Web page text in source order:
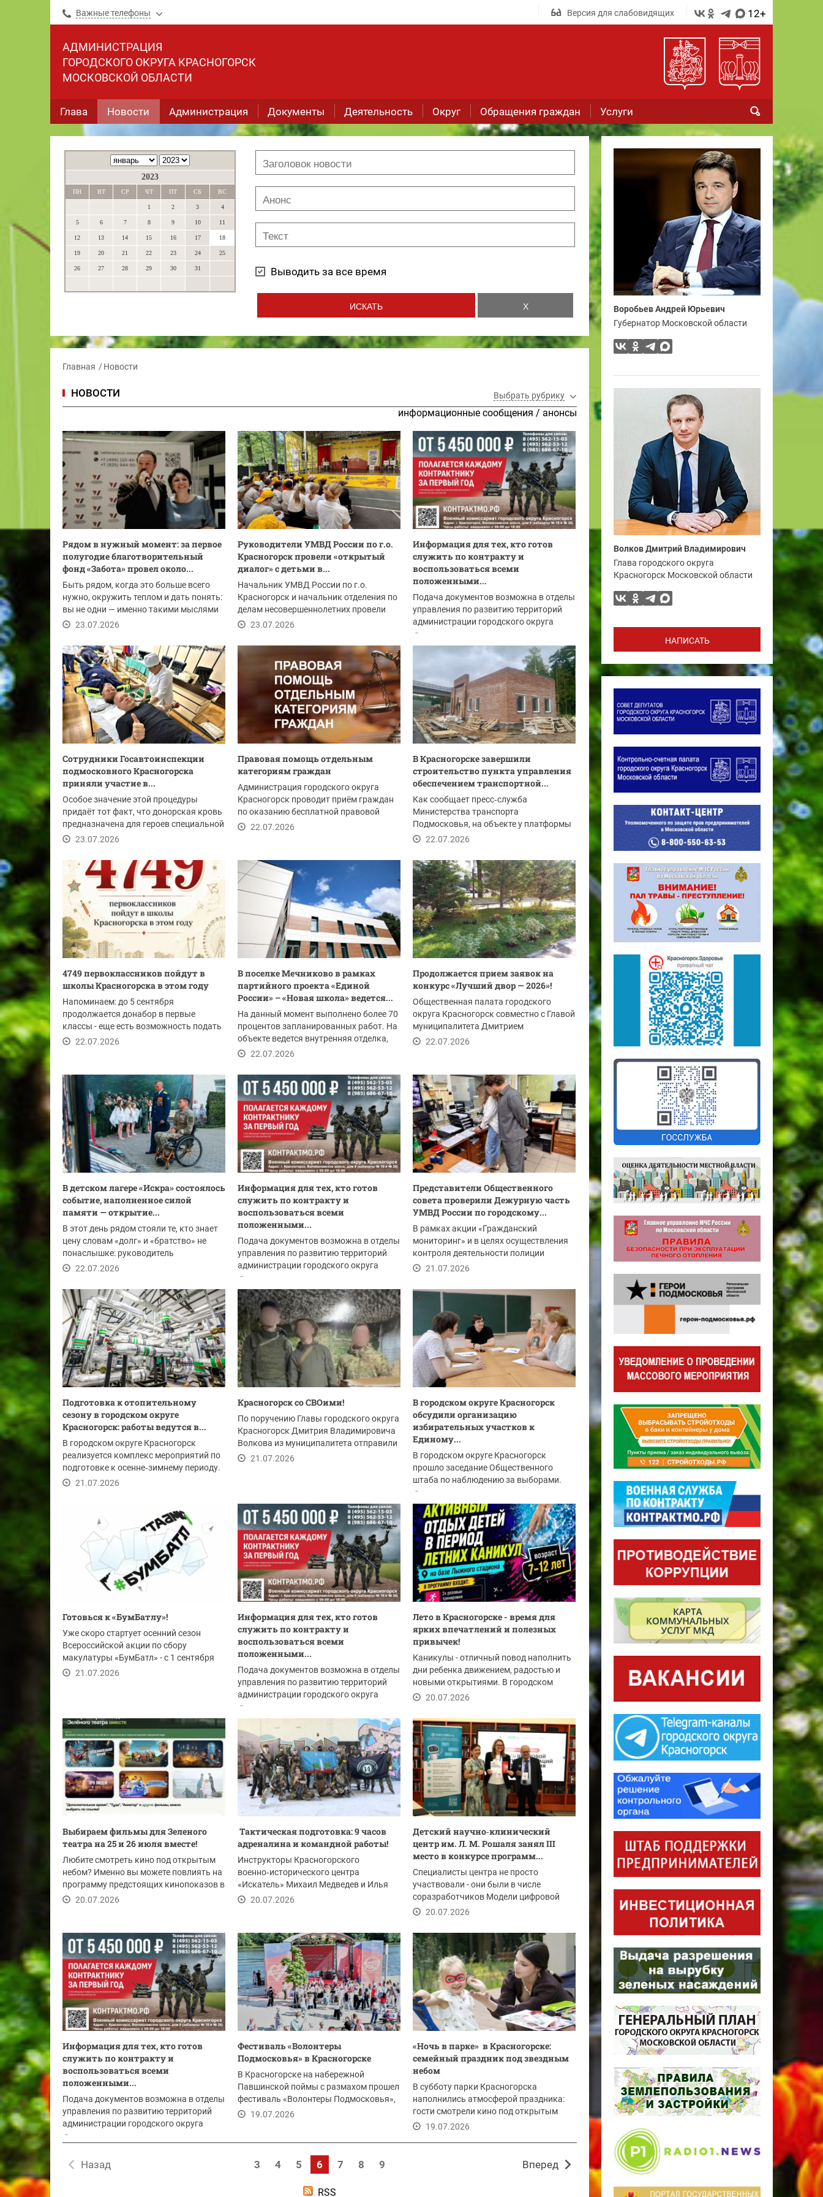
Важные телефоны Версия для слабовидящих 12+
АДМИНИСТРАЦИЯ
ГОРОДСКОГО ОКРУГА КРАСНОГОРСК
МОСКОВСКОЙ ОБЛАСТИ
Глава Новости Администрация Документы Деятельность Округ Обращения граждан Услуги
2023
ПН ВТ СР ЧТ ПТ СБ ВС
1 2 3 4
5 6 7 8 9 10 11
12 13 14 15 16 17 18
19 20 21 22 23 24 25
26 27 28 29 30 31 Выводить за все время
Главная Новости
НОВОСТИ Выбрать рубрику
информационные сообщения / анонсы
Рядом в нужный момент: за первое
полугодие благотворительный
фонд «Забота» провел около...
Быть рядом, когда это больше всего
нужно, окружить теплом и дать понять:
вы не одни — именно такими мыслями
живёт...
23.07.2026
Руководители УМВД России по г.о.
Красногорск провели «открытый
диалог» с детьми в...
Начальник УМВД России по г.о.
Красногорск и начальник отделения по
делам несовершеннолетних провели
мероприятие в...
23.07.2026
Информация для тех, кто готов
служить по контракту и
воспользоваться всеми
положенными...
Подача документов возможна в отделы
управления по развитию территорий
администрации городского округа
Красногорск:
Сотрудники Госавтоинспекции
подмосковного Красногорска
приняли участие в...
Особое значение этой процедуры
придаёт тот факт, что донорская кровь
предназначена для героев специальной
военной...
23.07.2026
Правовая помощь отдельным
категориям граждан
Администрация городского округа
Красногорск проводит приём граждан
по оказанию бесплатной правовой
помощи 31 июля...
22.07.2026
В Красногорске завершили
строительство пункта управления
обеспечением транспортной...
Как сообщает пресс‑служба
Министерства транспорта
Подмосковья, на объекте у платформы
МЦД‑2 Аникеевка проводятся...
22.07.2026
4749 первоклассников пойдут в
школы Красногорска в этом году
Напоминаем: до 5 сентября
продолжается донабор в первые
классы - еще есть возможность подать
документы, если вы не...
22.07.2026
В поселке Мечниково в рамках
партийного проекта «Единой
России» – «Новая школа» ведется...
На данный момент выполнено более 70
процентов запланированных работ. На
объекте ведется внутренняя отделка,
монтаж...
22.07.2026
Продолжается прием заявок на
конкурс «Лучший двор — 2026»!
Общественная палата городского
округа Красногорск совместно с Главой
муниципалитета Дмитрием
Владимировичем Волковым...
22.07.2026
В детском лагере «Искра» состоялось
событие, наполненное силой
памяти — открытие...
В этот день рядом стояли те, кто знает
цену словам «долг» и «братство» не
понаслышке: руководитель
Красногорского...
22.07.2026
Информация для тех, кто готов
служить по контракту и
воспользоваться всеми
положенными...
Подача документов возможна в отделы
управления по развитию территорий
администрации городского округа
Красногорск:
Представители Общественного
совета проверили Дежурную часть
УМВД России по городскому...
В рамках акции «Гражданский
мониторинг» и в целях осуществления
контроля деятельности полиции
представители...
21.07.2026
Подготовка к отопительному
сезону в городском округе
Красногорск: работы ведутся в...
В городском округе Красногорск
реализуется комплекс мероприятий по
подготовке к осенне‑зимнему периоду.
Приоритетное...
21.07.2026
Красногорск со СВОими!
По поручению Главы городского округа
Красногорск Дмитрия Владимировича
Волкова из муниципалитета отправили
очередной...
21.07.2026
В городском округе Красногорск
обсудили организацию
избирательных участков к
Единому...
В городском округе Красногорск
прошло заседание Общественного
штаба по наблюдению за выборами.
Одной из тем встречи...
Готовься к «БумБатлу»!
Уже скоро стартует осенний сезон
Всероссийской акции по сбору
макулатуры «БумБатл» - с 1 сентября
по 30 ноября. Акция...
21.07.2026
Информация для тех, кто готов
служить по контракту и
воспользоваться всеми
положенными...
Подача документов возможна в отделы
управления по развитию территорий
администрации городского округа
Красногорск:
Лето в Красногорске - время для
ярких впечатлений и полезных
привычек!
Каникулы - отличный повод наполнить
дни ребенка движением, радостью и
новыми открытиями. В городском
округе...
20.07.2026
Выбираем фильмы для Зеленого
театра на 25 и 26 июля вместе!
Любите смотреть кино под открытым
небом? Именно вы можете повлиять на
программу предстоящих кинопоказов в
нашем парке!
20.07.2026
Тактическая подготовка: 9 часов
адреналина и командной работы!
Инструкторы Красногорского
военно‑исторического центра
«Искатель» Михаил Медведев и Илья
Смышляев вместе со...
20.07.2026
Детский научно‑клинический
центр им. Л. М. Рошаля занял III
место в конкурсе программ...
Специалисты центра не просто
участвовали - они были в числе
соразработчиков Модели цифровой
зрелости организаций...
20.07.2026
Информация для тех, кто готов
служить по контракту и
воспользоваться всеми
положенными...
Подача документов возможна в отделы
управления по развитию территорий
администрации городского округа
Красногорск:
Фестиваль «Волонтеры
Подмосковья» в Красногорске
В Красногорске на набережной
Павшинской поймы с размахом прошел
фестиваль «Волонтеры Подмосковья»,
приуроченный к...
19.07.2026
«Ночь в парке» в Красногорске:
семейный праздник под звездным
небом
В субботу парки Красногорска
наполнились атмосферой праздника:
гости смотрели кино под открытым
небом, пробовали силы...
19.07.2026
3 4 5 6 7 8 9
Назад Вперед
RSS
Воробьев Андрей Юрьевич
Губернатор Московской области
Волков Дмитрий Владимирович
Глава городского округа
Красногорск Московской области
НАПИСАТЬ